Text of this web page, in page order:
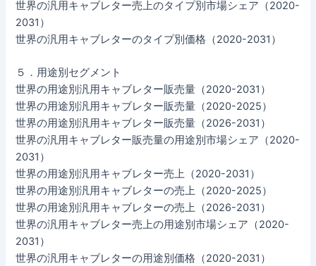
世界の汎用キャブレター売上のタイプ別市場シェア（2020-
2031）
世界の汎用キャブレターのタイプ別価格（2020-2031）
５．用途別セグメント
世界の用途別汎用キャブレター販売量（2020-2031）
世界の用途別汎用キャブレター販売量（2020-2025）
世界の用途別汎用キャブレター販売量（2026-2031）
世界の汎用キャブレター販売量の用途別市場シェア（2020-
2031）
世界の用途別汎用キャブレター売上（2020-2031）
世界の用途別汎用キャブレターの売上（2020-2025）
世界の用途別汎用キャブレターの売上（2026-2031）
世界の汎用キャブレター売上の用途別市場シェア（2020-
2031）
世界の汎用キャブレターの用途別価格（2020-2031）